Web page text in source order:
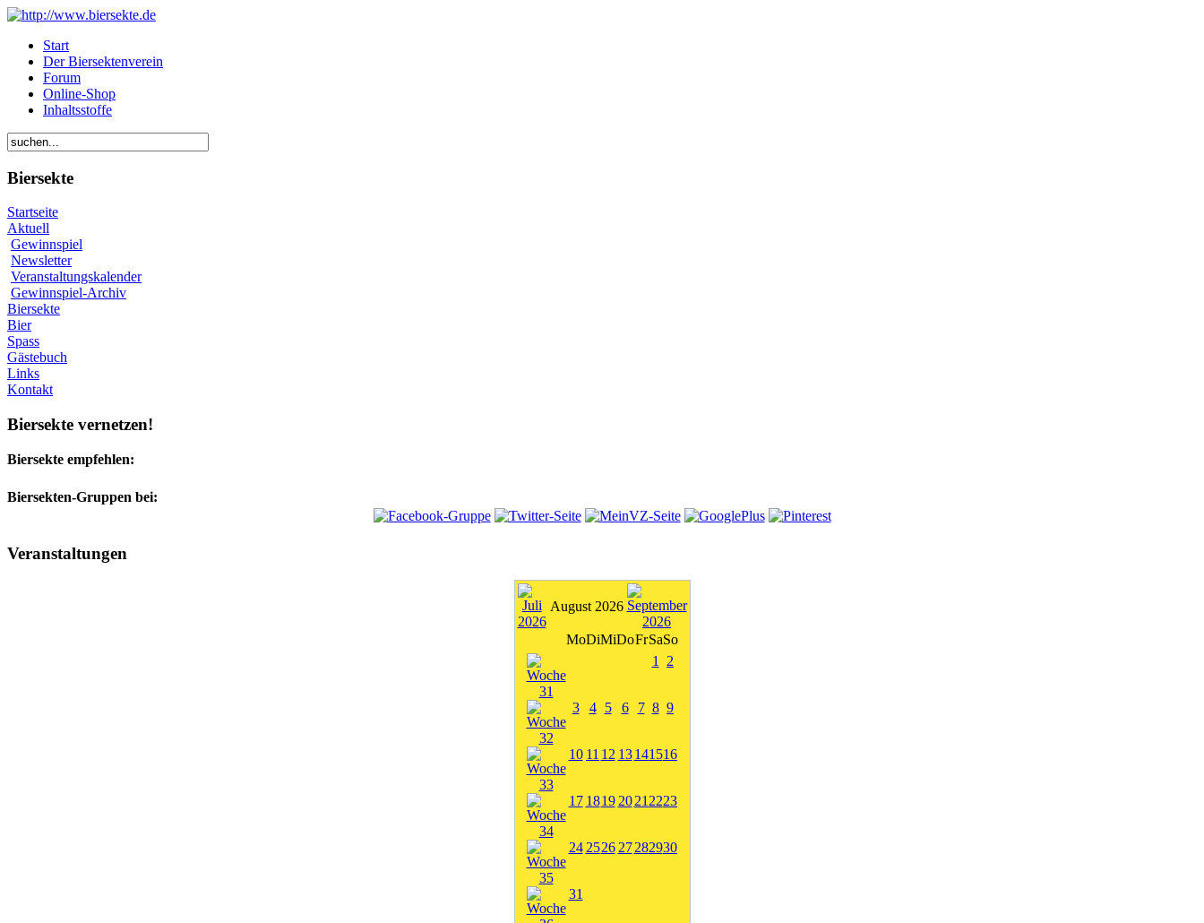
Start
Der Biersektenverein
Forum
Online-Shop
Inhaltsstoffe
Biersekte
Startseite
Aktuell
Gewinnspiel
Newsletter
Veranstaltungskalender
Gewinnspiel-Archiv
Biersekte
Bier
Spass
Gästebuch
Links
Kontakt
Biersekte vernetzen!
Biersekte empfehlen:
Biersekten-Gruppen bei:
Veranstaltungen
August 2026
MoDiMiDoFrSaSo
1
2
3 4 5 6 7 8 9
10 11 12 13 141516
17 1819 20 21 2223
24 2526 27 282930
31